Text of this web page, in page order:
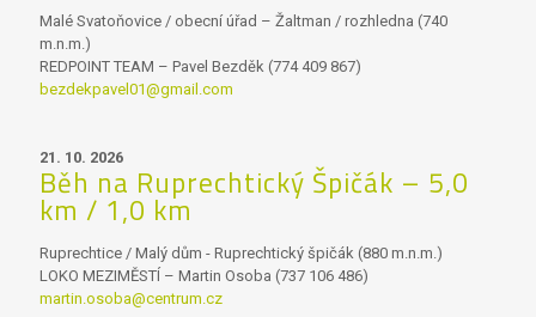
Malé Svatoňovice / obecní úřad – Žaltman / rozhledna (740
m.n.m.)
REDPOINT TEAM – Pavel Bezděk (774 409 867)
bezdekpavel01@gmail.com
21. 10. 2026
Běh na Ruprechtický Špičák – 5,0
km / 1,0 km
Ruprechtice / Malý dům - Ruprechtický špičák (880 m.n.m.)
LOKO MEZIMĚSTÍ – Martin Osoba (737 106 486)
martin.osoba@centrum.cz